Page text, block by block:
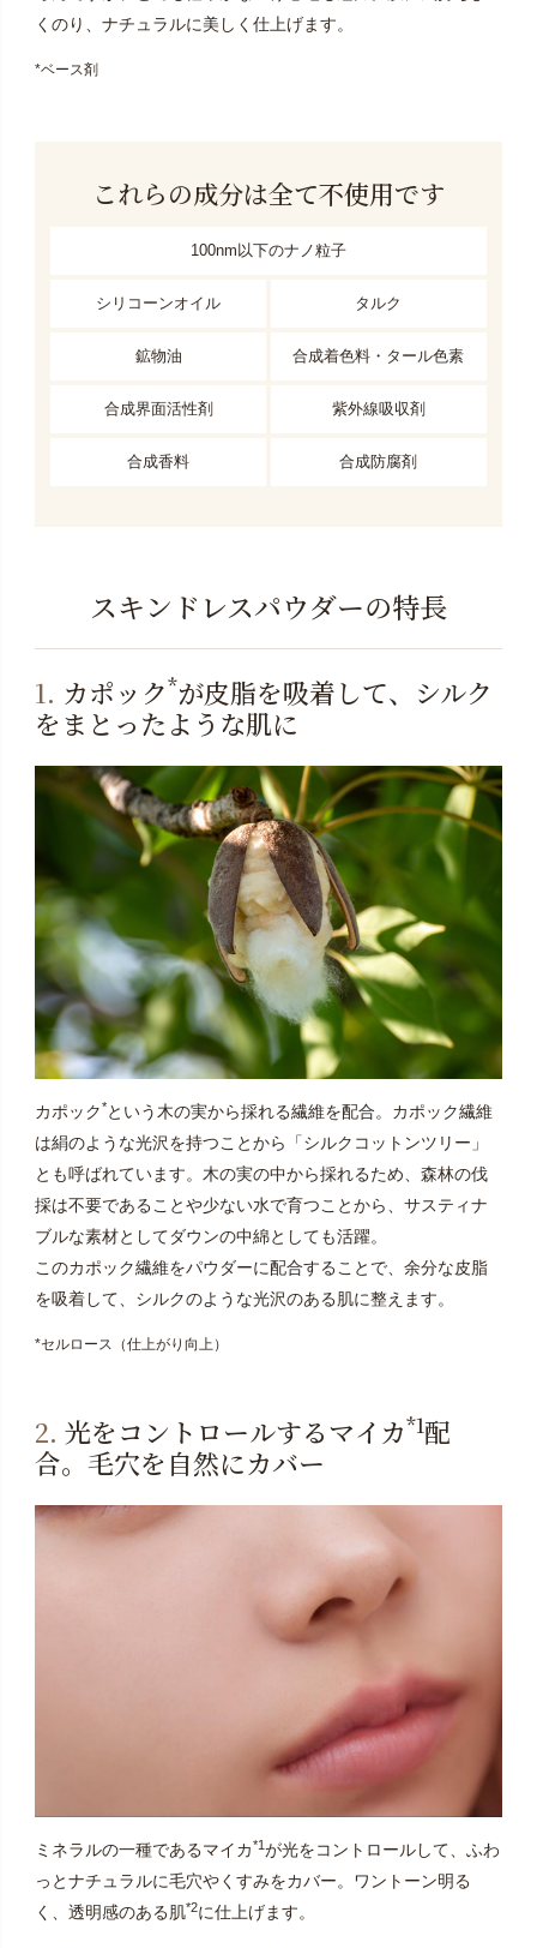
くのり、ナチュラルに美しく仕上げます。
*ベース剤
これらの成分は全て不使用です
100nm以下のナノ粒子
シリコーンオイル タルク
鉱物油 合成着色料・タール色素
合成界面活性剤 紫外線吸収剤
合成香料 合成防腐剤
スキンドレスパウダーの特長
1. カポック*が皮脂を吸着して、シルク
をまとったような肌に
カポック*という木の実から採れる繊維を配合。カポック繊維
は絹のような光沢を持つことから「シルクコットンツリー」
とも呼ばれています。木の実の中から採れるため、森林の伐
採は不要であることや少ない水で育つことから、サスティナ
ブルな素材としてダウンの中綿としても活躍。
このカポック繊維をパウダーに配合することで、余分な皮脂
を吸着して、シルクのような光沢のある肌に整えます。
*セルロース（仕上がり向上）
2. 光をコントロールするマイカ*1配
合。毛穴を自然にカバー
ミネラルの一種であるマイカ*1が光をコントロールして、ふわ
っとナチュラルに毛穴やくすみをカバー。ワントーン明る
く、透明感のある肌*2に仕上げます。